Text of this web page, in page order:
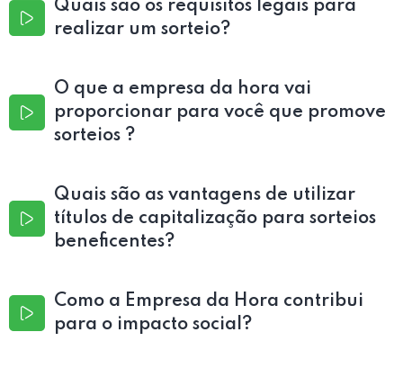
Quais são os requisitos legais para
realizar um sorteio?
O que a empresa da hora vai
proporcionar para você que promove
sorteios ?
Quais são as vantagens de utilizar
títulos de capitalização para sorteios
beneficentes?
Como a Empresa da Hora contribui
para o impacto social?